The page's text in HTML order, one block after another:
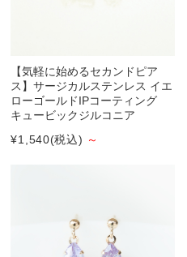
【気軽に始めるセカンドピア
ス】サージカルステンレス イエ
ローゴールドIPコーティング
キュービックジルコニア
¥1,540(税込) ～